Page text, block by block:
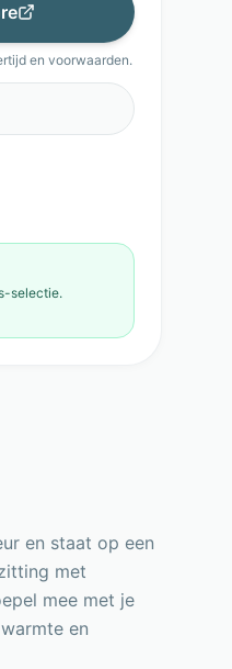
en voorwaarden.
-selectie.
en staat op een
met
mee met je
en